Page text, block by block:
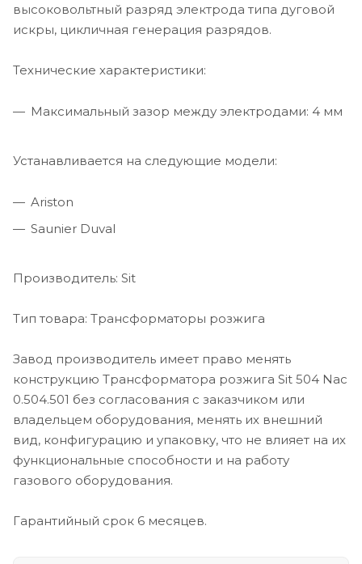
высоковольтный разряд электрода типа дуговой
искры, цикличная генерация разрядов.
Технические характеристики:
Максимальный зазор между электродами: 4 мм
Устанавливается на следующие модели:
Ariston
Saunier Duval
Производитель: Sit
Тип товара: Трансформаторы розжига
Завод производитель имеет право менять
конструкцию Трансформатора розжига Sit 504 Nac
0.504.501 без согласования с заказчиком или
владельцем оборудования, менять их внешний
вид, конфигурацию и упаковку, что не влияет на их
функциональные способности и на работу
газового оборудования.
Гарантийный срок 6 месяцев.